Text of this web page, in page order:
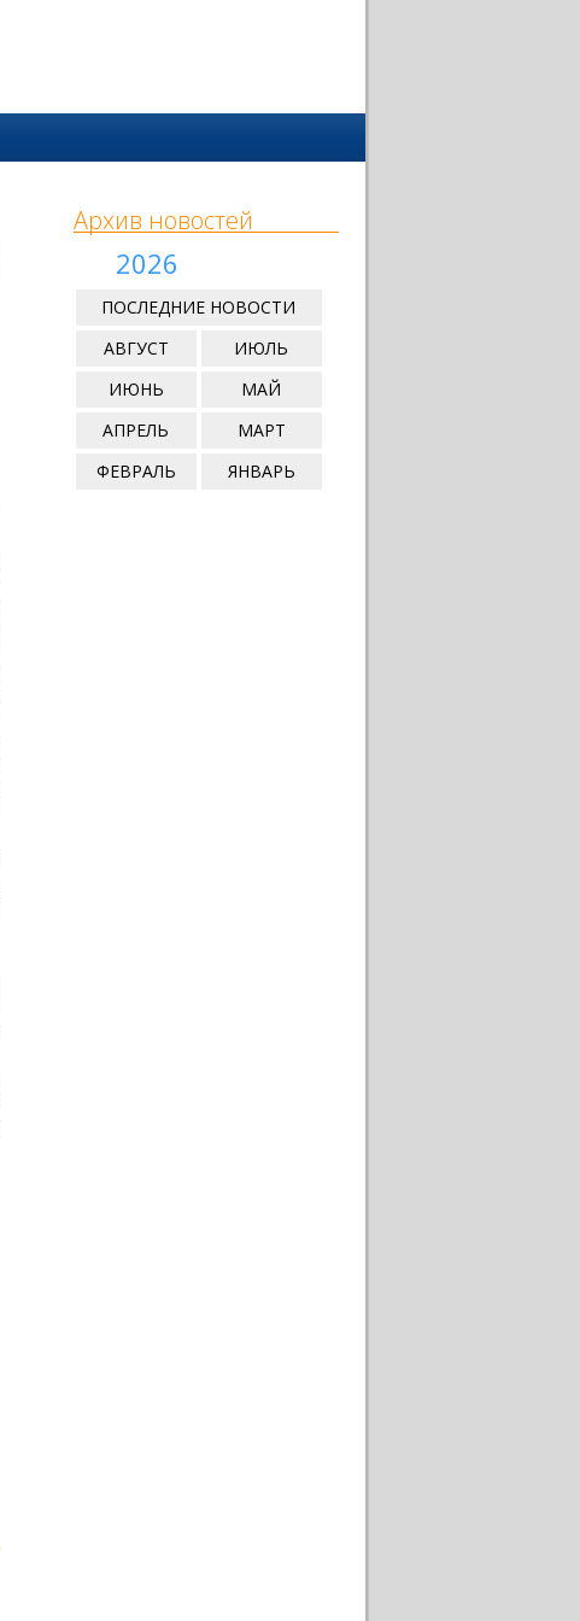
Архив новостей
2026
ПОСЛЕДНИЕ НОВОСТИ
АВГУСТ
ИЮЛЬ
ИЮНЬ
МАЙ
АПРЕЛЬ
МАРТ
ФЕВРАЛЬ
ЯНВАРЬ